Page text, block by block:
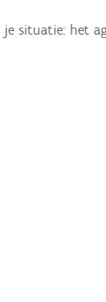
situatie: het